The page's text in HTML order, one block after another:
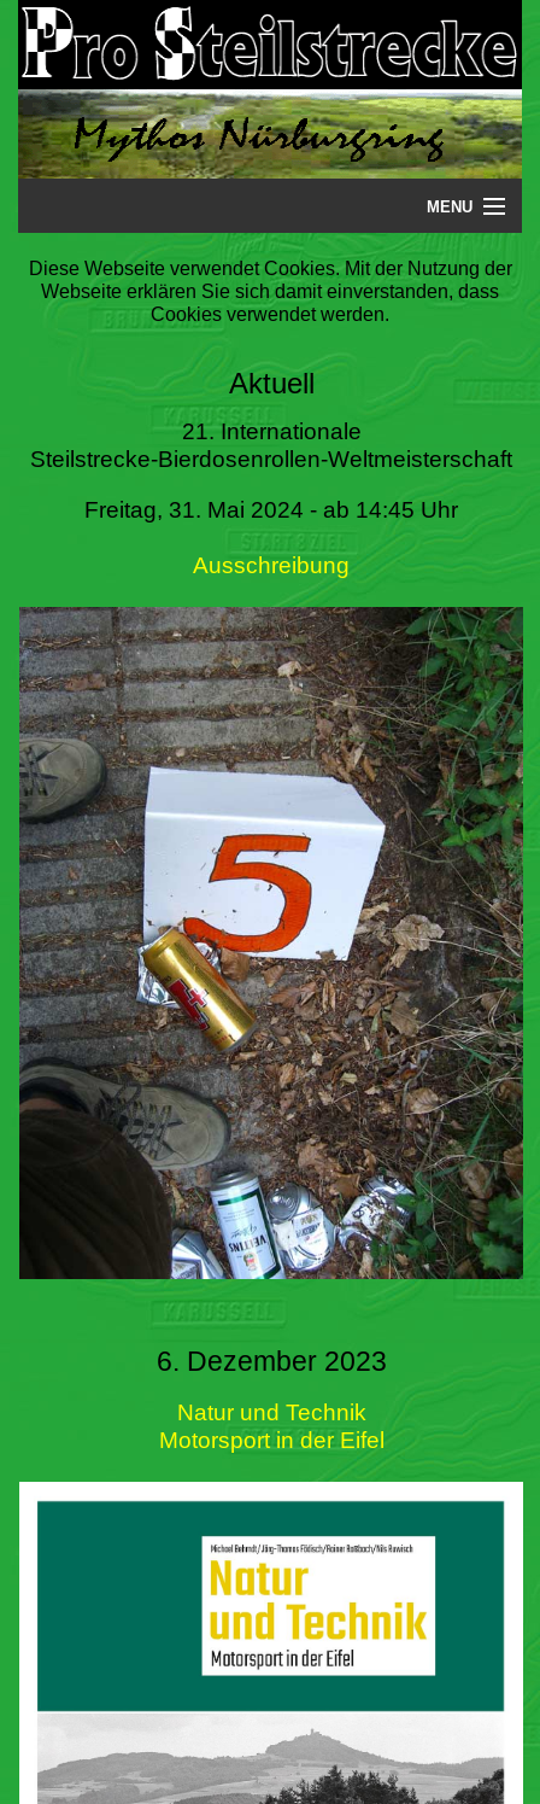
MENU
Startseite
Steilstrecke
Literatur
Termine
Diese Webseite verwendet Cookies. Mit der Nutzung der
Webseite erklären Sie sich damit einverstanden, dass
Cookies verwendet werden.
Aktuell
21. Internationale
Steilstrecke-Bierdosenrollen-Weltmeisterschaft
Freitag, 31. Mai 2024 - ab 14:45 Uhr
Ausschreibung
6. Dezember 2023
Natur und Technik
Motorsport in der Eifel